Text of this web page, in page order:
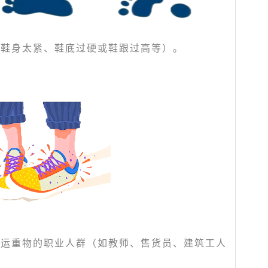
身太紧、鞋底过硬或鞋跟过高等）。
重物的职业人群（如教师、售货员、建筑工人